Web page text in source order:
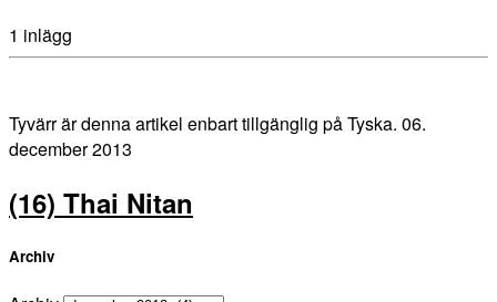
1 inlägg
Tyvärr är denna artikel enbart tillgänglig på Tyska. 06.
december 2013
(16) Thai Nitan
Archiv